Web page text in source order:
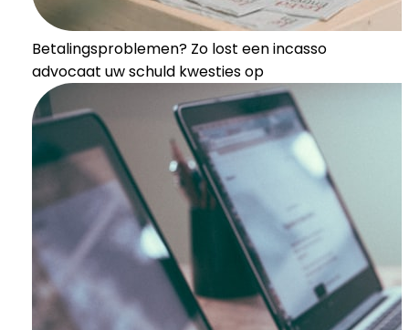
Betalingsproblemen? Zo lost een incasso
advocaat uw schuld kwesties op